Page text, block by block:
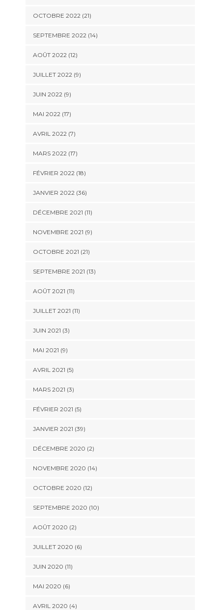
OCTOBRE 2022 (21)
SEPTEMBRE 2022 (14)
AOÛT 2022 (12)
JUILLET 2022 (9)
JUIN 2022 (9)
MAI 2022 (17)
AVRIL 2022 (7)
MARS 2022 (17)
FÉVRIER 2022 (18)
JANVIER 2022 (36)
DÉCEMBRE 2021 (11)
NOVEMBRE 2021 (9)
OCTOBRE 2021 (21)
SEPTEMBRE 2021 (13)
AOÛT 2021 (11)
JUILLET 2021 (11)
JUIN 2021 (3)
MAI 2021 (9)
AVRIL 2021 (5)
MARS 2021 (3)
FÉVRIER 2021 (5)
JANVIER 2021 (39)
DÉCEMBRE 2020 (2)
NOVEMBRE 2020 (14)
OCTOBRE 2020 (12)
SEPTEMBRE 2020 (10)
AOÛT 2020 (2)
JUILLET 2020 (6)
JUIN 2020 (11)
MAI 2020 (6)
AVRIL 2020 (4)